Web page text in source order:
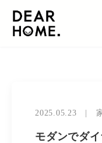
2025.05.23
モダンでダ